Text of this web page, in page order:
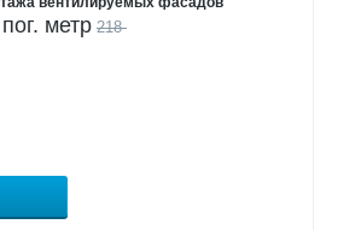
метр 218